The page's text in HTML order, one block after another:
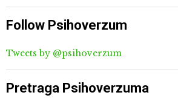
Follow Psihoverzum
Tweets by @psihoverzum
Pretraga Psihoverzuma